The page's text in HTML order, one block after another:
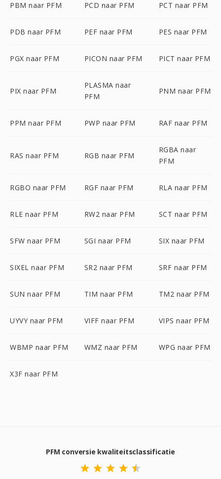
PBM naar PFM PCD naar PFM PCT naar PFM
PDB naar PFM PEF naar PFM PES naar PFM
PGX naar PFM PICON naar PFM PICT naar PFM
PIX naar PFM
PLASMA naar
PFM
PNM naar PFM
PPM naar PFM PWP naar PFM RAF naar PFM
RAS naar PFM RGB naar PFM
RGBA naar
PFM
RGBO naar PFM RGF naar PFM RLA naar PFM
RLE naar PFM RW2 naar PFM SCT naar PFM
SFW naar PFM SGI naar PFM SIX naar PFM
SIXEL naar PFM SR2 naar PFM SRF naar PFM
SUN naar PFM TIM naar PFM TM2 naar PFM
UYVY naar PFM VIFF naar PFM VIPS naar PFM
WBMP naar PFM WMZ naar PFM WPG naar PFM
X3F naar PFM
PFM conversie kwaliteitsclassificatie